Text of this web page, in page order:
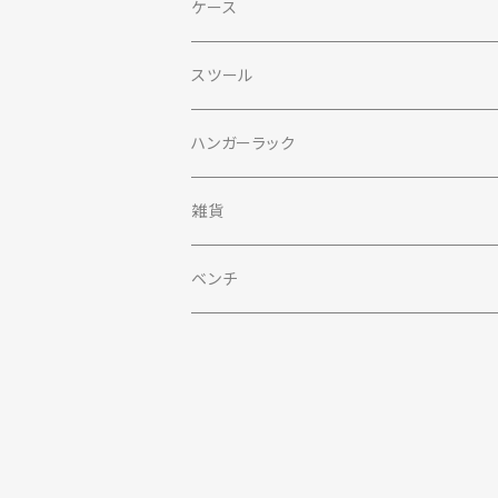
ケース
スツール
ハンガーラック
雑貨
ベンチ